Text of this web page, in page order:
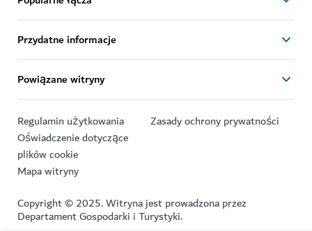
Przydatne informacje
Powiązane witryny
Regulamin użytkowania
Zasady ochrony prywatności
Oświadczenie dotyczące
plików cookie
Mapa witryny
Copyright © 2025. Witryna jest prowadzona przez
Departament Gospodarki i Turystyki.